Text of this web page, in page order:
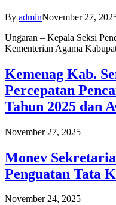
By adminNovember 27,
Ungaran – Kepala Seksi
Kementerian Agama
Kemenag Kab.
Percepatan
Tahun 2025 dan
November 27, 2025
Monev
Penguatan Tata
November 24, 2025